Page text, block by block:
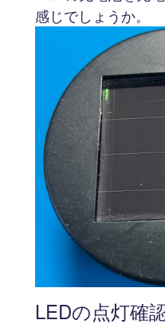
感じでしょうか。
LEDの点灯確